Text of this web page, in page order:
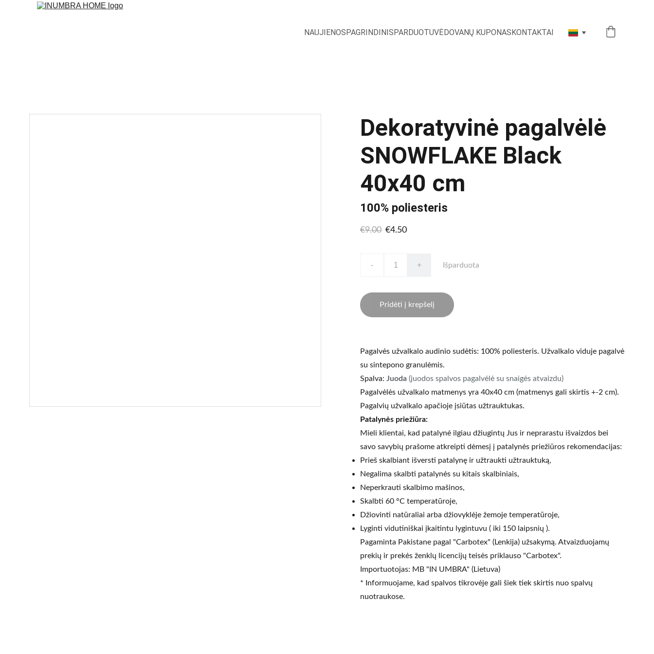
NAUJIENOSPAGRINDINISPARDUOTUVĖDOVANŲ KUPONASKONTAKTAI
Dekoratyvinė pagalvėlė
SNOWFLAKE Black
40x40 cm
100% poliesteris
€9.00 €4.50
- + Išparduota
Pridėti į krepšelį
Pagalvės užvalkalo audinio sudėtis: 100% poliesteris. Užvalkalo viduje pagalvė
su sintepono granulėmis.
Spalva: Juoda (juodos spalvos pagalvėlė su snaigės atvaizdu)
Pagalvėlės užvalkalo matmenys yra 40x40 cm (matmenys gali skirtis +-2 cm).
Pagalvių užvalkalo apačioje įsiūtas užtrauktukas.
Patalynės priežiūra:
Mieli klientai, kad patalynė ilgiau džiugintų Jus ir neprarastu išvaizdos bei
savo savybių prašome atkreipti dėmesį į patalynės priežiūros rekomendacijas:
Prieš skalbiant išversti patalynę ir užtraukti užtrauktuką,
Negalima skalbti patalynės su kitais skalbiniais,
Neperkrauti skalbimo mašinos,
Skalbti 60 °C temperatūroje,
Džiovinti natūraliai arba džiovyklėje žemoje temperatūroje,
Lyginti vidutiniškai įkaitintu lygintuvu ( iki 150 laipsnių ).
Pagaminta Pakistane pagal "Carbotex" (Lenkija) užsakymą. Atvaizduojamų
prekių ir prekės ženklų licencijų teisės priklauso "Carbotex".
Importuotojas: MB "IN UMBRA" (Lietuva)
* Informuojame, kad spalvos tikrovėje gali šiek tiek skirtis nuo spalvų
nuotraukose.